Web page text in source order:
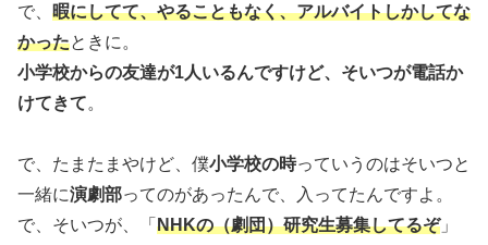
で、 暇にしてて、やることもなく、アルバイトしかしてな
かったときに。
小学校からの友達が1人いるんですけど、そいつが電話か
けてきて。
で、たまたまやけど、僕小学校の時っていうのはそいつと
一緒に演劇部ってのがあったんで、入ってたんですよ。
で、そいつが、「 NHKの（劇団）研究生募集してるぞ」